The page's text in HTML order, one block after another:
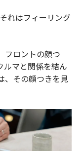
れはフィーリング
フロントの顔つ
ルマと関係を結ん
、その顔つきを見